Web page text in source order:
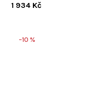
1 934 Kč
–10 %